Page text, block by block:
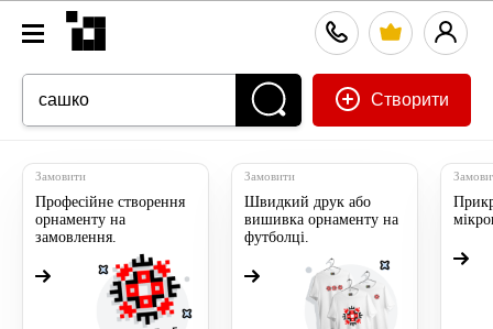
Створити
Замовити
Професійне створення
орнаменту на
замовлення.
Замовити
Швидкий друк або
вишивка орнаменту на
футболці.